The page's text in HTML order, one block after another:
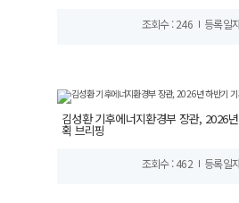
조회수 : 246 등록일
김성환 기후에너지환경부 장관, 2026
획 브리핑
조회수 : 462 등록일